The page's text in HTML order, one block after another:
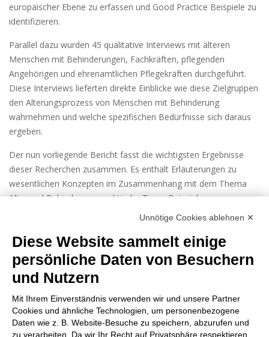
europäischer Ebene zu erfassen und Good Practice Beispiele zu
identifizieren.
Parallel dazu wurden 45 qualitative Interviews mit älteren
Menschen mit Behinderungen, Fachkräften, pflegenden
Angehörigen und ehrenamtlichen Pflegekräften durchgeführt.
Diese Interviews lieferten direkte Einblicke wie diese Zielgruppen
den Alterungsprozess von Menschen mit Behinderung
wahrnehmen und welche spezifischen Bedürfnisse sich daraus
ergeben.
Der nun vorliegende Bericht fasst die wichtigsten Ergebnisse
dieser Recherchen zusammen. Es enthält Erläuterungen zu
wesentlichen Konzepten im Zusammenhang mit dem Thema
Alter und Behinderung, praktische Tipps, Beispiele von
bewährten Verfahren sowie Erfahrungsberichte, die zu einem
Zusammenhang mit dem Altern von Menschen mit
Behinderungen beitragen wollen, sowie Anregungen und
Ressourcen für Fachkräfte, pflegende Angehörige bzw.
ehrenamtliche Pflegekräfte.
Hier können Sie das Dokument: „Älter werden mit einer
Behinderung – Erfahrungsberichte, hilfreiche Tools und
Unnötige Cookies ablehnen ✕
Diese Website sammelt einige
persönliche Daten von Besuchern
und Nutzern
Mit Ihrem Einverständnis verwenden wir und unsere Partner
Cookies und ähnliche Technologien, um personenbezogene
Daten wie z. B. Website-Besuche zu speichern, abzurufen und
zu verarbeiten. Da wir Ihr Recht auf Privatsphäre respektieren,